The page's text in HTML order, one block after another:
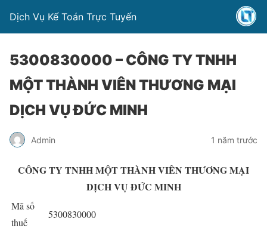
Dịch Vụ Kế Toán Trực Tuyến
5300830000 – CÔNG TY TNHH
MỘT THÀNH VIÊN THƯƠNG MẠI
DỊCH VỤ ĐỨC MINH
Admin 1 năm trước
CÔNG TY TNHH MỘT THÀNH VIÊN THƯƠNG MẠI
DỊCH VỤ ĐỨC MINH
Mã số
thuế
5300830000